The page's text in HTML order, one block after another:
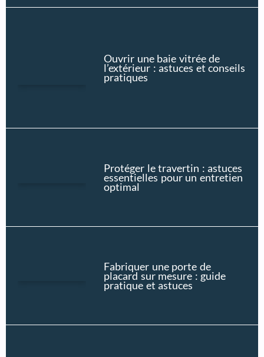
Ouvrir une baie vitrée de
l’extérieur : astuces et conseils
pratiques
Protéger le travertin : astuces
essentielles pour un entretien
optimal
Fabriquer une porte de
placard sur mesure : guide
pratique et astuces